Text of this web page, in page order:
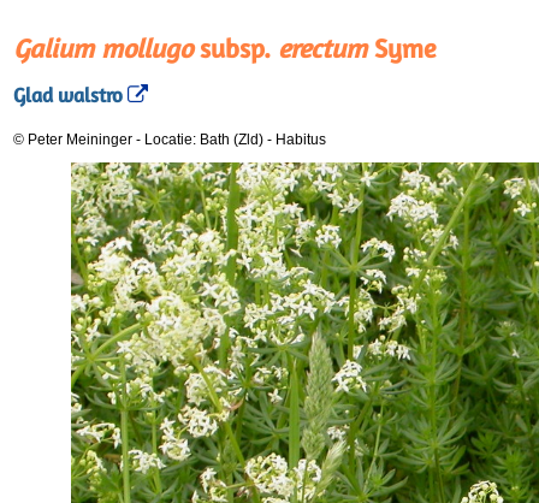
Galium mollugosubsp. erectumSyme
Glad walstro
© Peter Meininger - Locatie: Bath (Zld) - Habitus